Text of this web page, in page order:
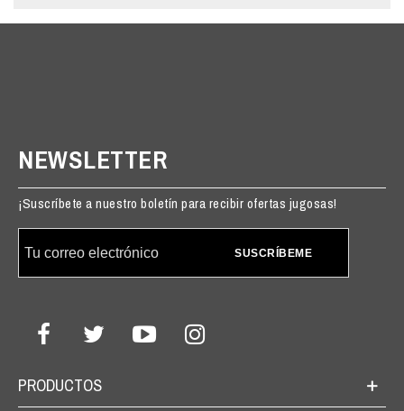
NEWSLETTER
¡Suscríbete a nuestro boletín para recibir ofertas jugosas!
SUSCRÍBEME
PRODUCTOS